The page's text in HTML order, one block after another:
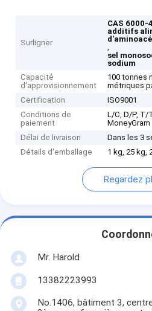
Surligner
CAS
additifs
,
sel
sodium
Capacité
d'approvisionnement
100 tonnes
métriques
Certification
ISO9001
Conditions de
paiement
L/C, D/P, T/
MoneyGram
Délai de livraison
Dans les 3
Détails d'emballage
1 kg, 25 kg,
Regardez
Mr. Harold
13382223993
No.1406, bâtiment 3,